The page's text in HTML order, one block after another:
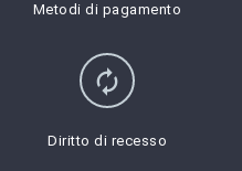
Metodi di pagamento
autorenew
Diritto di recesso